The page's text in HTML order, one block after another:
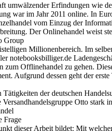
umwälzender Erfindungen wie
war im Jahr 2011 online. In
vom Einzug der
Der Onlinehandel weist
Group
Millionenbereich. Im
notebooksbilliger.de
Offlinehandel zu gehen.
Aufgrund dessen geht der
der deutschen
Otto
Frage
dieser Arbeit bildet: Mit